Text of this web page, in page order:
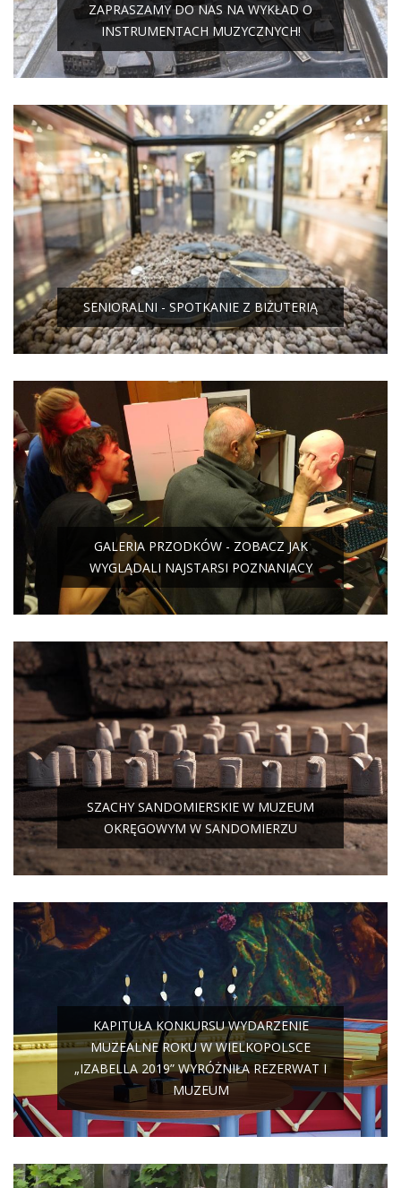
ZAPRASZAMY DO NAS NA WYKŁAD O
INSTRUMENTACH MUZYCZNYCH!
SENIORALNI - SPOTKANIE Z BIŻUTERIĄ
GALERIA PRZODKÓW - ZOBACZ JAK
WYGLĄDALI NAJSTARSI POZNANIACY
SZACHY SANDOMIERSKIE W MUZEUM
OKRĘGOWYM W SANDOMIERZU
KAPITUŁA KONKURSU WYDARZENIE
MUZEALNE ROKU W WIELKOPOLSCE
„IZABELLA 2019” WYRÓŻNIŁA REZERWAT I
MUZEUM